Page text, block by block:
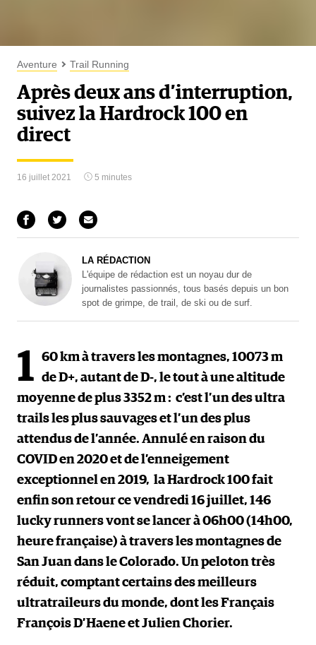
Aventure Trail Running
Après deux ans d’interruption,
suivez la Hardrock 100 en
direct
16 juillet 2021 5 minutes
LA RÉDACTION
L'équipe de rédaction est un noyau dur de
journalistes passionnés, tous basés depuis un bon
spot de grimpe, de trail, de ski ou de surf.
1 60 km à travers les montagnes, 10073 m
de D+, autant de D-, le tout à une altitude
moyenne de plus 3352 m : c’est l’un des ultra
trails les plus sauvages et l’un des plus
attendus de l’année. Annulé en raison du
COVID en 2020 et de l’enneigement
exceptionnel en 2019, la Hardrock 100 fait
enfin son retour ce vendredi 16 juillet, 146
lucky runners vont se lancer à 06h00 (14h00,
heure française) à travers les montagnes de
San Juan dans le Colorado. Un peloton très
réduit, comptant certains des meilleurs
ultratraileurs du monde, dont les Français
François D’Haene et Julien Chorier.